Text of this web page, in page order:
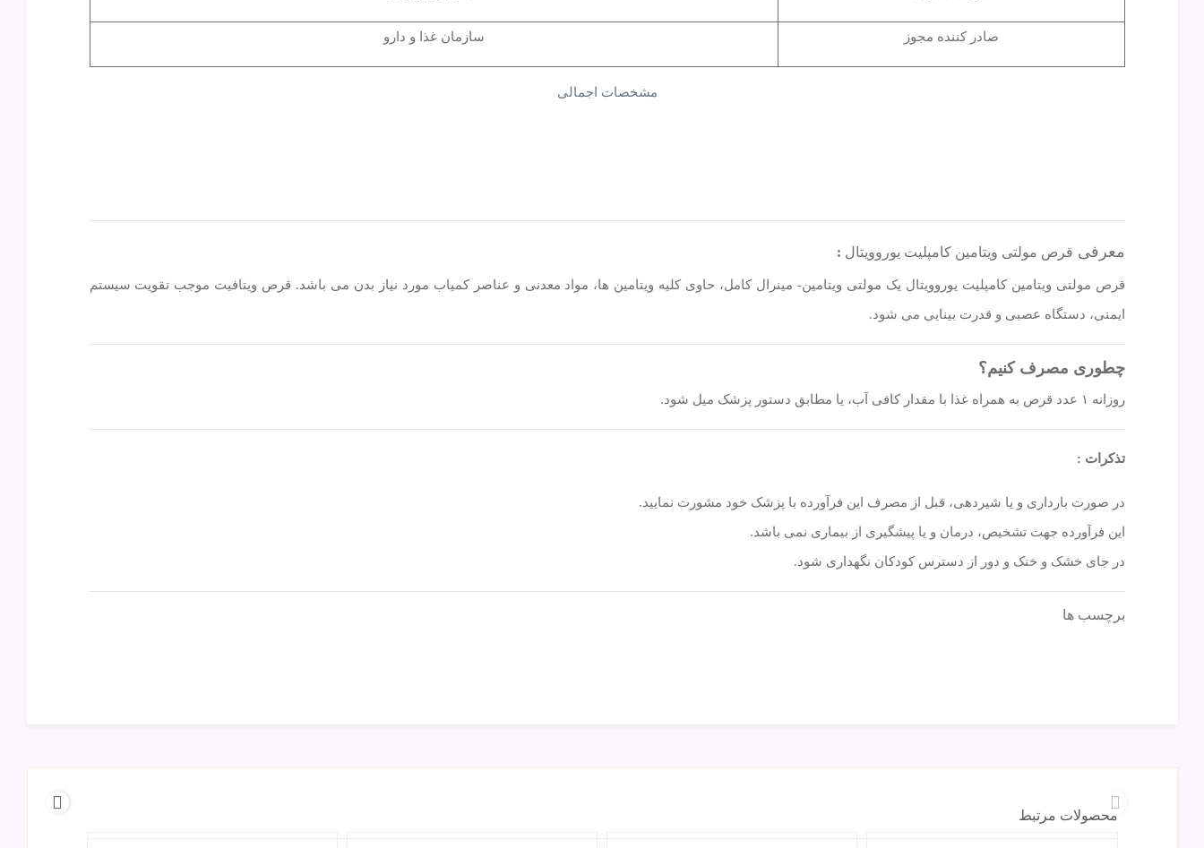
مشخصات اجمالی
صادر کننده مجوز سازمان غذا و دارو
معرفی قرص مولتی ویتامین کامپلیت یوروویتال :
قرص مولتی ویتامین کامپلیت یوروویتال یک مولتی ویتامین- مینرال کامل، حاوی کلیه ویتامین ها، مواد معدنی و عناصر کمیاب مورد نیاز بدن می باشد. قرص ویتافیت موجب تقویت سیستم
ایمنی، دستگاه عصبی و قدرت بینایی می شود.
چطوری مصرف کنیم؟
روزانه ۱ عدد قرص به همراه غذا با مقدار کافی آب، یا مطابق دستور پزشک میل شود.
تذکرات :
در صورت بارداری و یا شیردهی، قبل از مصرف این فرآورده با پزشک خود مشورت نمایید.
این فرآورده جهت تشخیص، درمان و یا پیشگیری از بیماری نمی باشد.
در جای خشک و خنک و دور از دسترس کودکان نگهداری شود.
برچسب ها
محصولات مرتبط